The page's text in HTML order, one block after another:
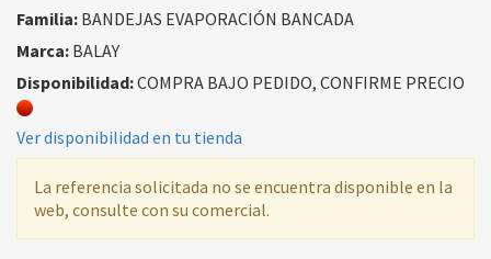
Familia: BANDEJAS EVAPORACIÓN BANCADA
Marca: BALAY
Disponibilidad:COMPRA BAJO PEDIDO, CONFIRME PRECIO
Ver disponibilidad en tu tienda
La referencia solicitada no se encuentra disponible en la
web, consulte con su comercial.